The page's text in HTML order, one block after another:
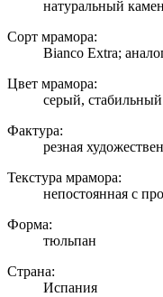
натуральный
Сорт мрамора:
Bianco Extra;
Цвет мрамора:
серый,
Фактура:
резная
Текстура мрамора:
непостоянная с
Форма:
тюльпан
Страна:
Испания